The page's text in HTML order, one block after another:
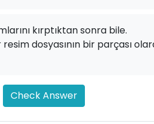
kırptıktan sonra bile.
resim dosyasının bir parçası
Check Answer